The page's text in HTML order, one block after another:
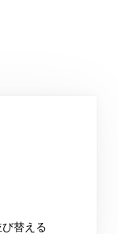
替える